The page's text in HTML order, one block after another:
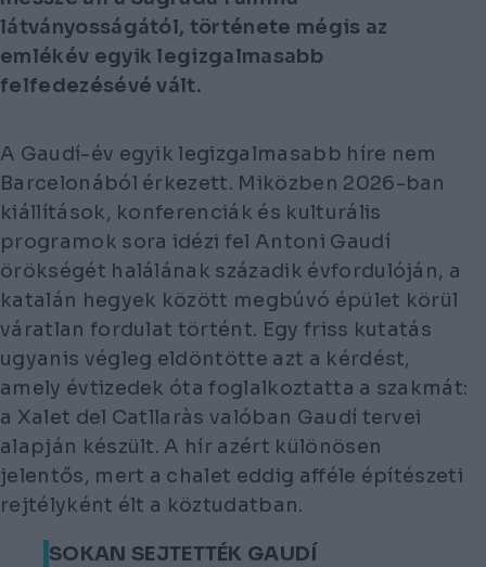
látványosságától, története mégis az
emlékév egyik legizgalmasabb
felfedezésévé vált.
A Gaudí-év egyik legizgalmasabb híre nem
Barcelonából érkezett. Miközben 2026-ban
kiállítások, konferenciák és kulturális
programok sora idézi fel Antoni Gaudí
örökségét halálának századik évfordulóján, a
katalán hegyek között megbúvó épület körül
váratlan fordulat történt. Egy friss kutatás
ugyanis végleg eldöntötte azt a kérdést,
amely évtizedek óta foglalkoztatta a szakmát:
a Xalet del Catllaràs valóban Gaudí tervei
alapján készült. A hír azért különösen
jelentős, mert a chalet eddig afféle építészeti
rejtélyként élt a köztudatban.
SOKAN SEJTETTÉK GAUDÍ